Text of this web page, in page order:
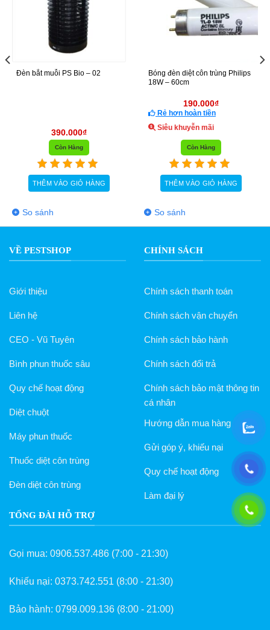
muỗi PS Bio – 02
₫
THÊM VÀO GIỎ HÀNG
sánh
Bóng đèn diệt côn trùng Philips
18W – 60cm
₫
Rẻ hơn hoàn tiền
Siêu khuyễn mãi
THÊM VÀO GIỎ HÀNG
So sánh
Đèn
VỀ PESTSHOP
Giới thiệu
Liên hệ
CEO - Vũ Tuyên
Bình phun thuốc sâu
Quy chế hoạt động
Diệt chuột
Máy phun thuốc
Thuốc diệt côn trùng
Đèn diệt côn trùng
CHÍNH SÁCH
Chính sách thanh toán
Chính sách vận chuyển
Chính sách bảo hành
Chính sách đổi trả
Chính sách bảo mật thông tin
cá nhân
Hướng dẫn mua hàng
Gửi góp ý, khiếu nại
Quy chế hoạt động
Làm đại lý
TỔNG ĐÀI HỖ TRỢ
Gọi mua: 0906.537.486 (7:00 - 21:30)
Khiếu nại: 0373.742.551 (8:00 - 21:30)
Bảo hành: 0799.009.136 (8:00 - 21:00)